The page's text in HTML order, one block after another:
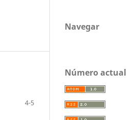
4-5
Navegar
Número actual